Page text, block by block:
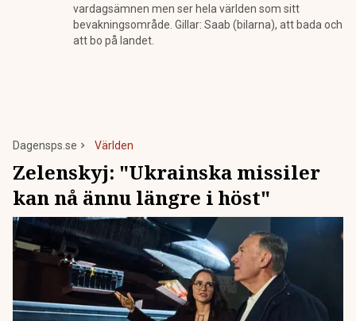
vardagsämnen men ser hela världen som sitt
bevakningsområde. Gillar: Saab (bilarna), att bada och
att bo på landet.
Dagensps.se Världen
Zelenskyj: "Ukrainska missiler
kan nå ännu längre i höst"